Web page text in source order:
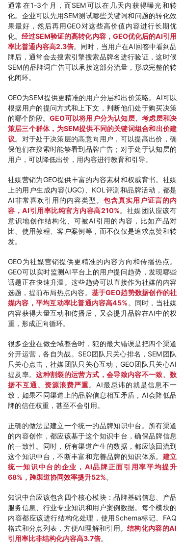
通常在1-3个月，而SEM可以在几天内获得曝光和转
化。企业可以先用SEM测试哪些关键词和问题的转化效
果最好，然后再用GEO对这些高价值内容进行长期优
化。经过SEM验证的高转化内容，GEO优化后的AI引用
率比普通内容高2.3倍。同时，当用户在AI回答中看到品
牌后，通常会去搜索引擎搜索品牌名进行验证，这时候
SEM的品牌词广告可以承接这部分流量，形成完整的转
化闭环。
GEO为SEM提供更精准的用户分层和出价策略。AI可以
根据用户的提问方式和上下文，判断他们处于购买决策
的哪个阶段。GEO可以将用户分为认知层、考虑层和决
策层三个群体，为SEM提供不同的关键词组合和出价建
议。对于处于决策层的高意向用户，可以提高出价，确
保他们在搜索时能够看到品牌广告；对于处于认知层的
用户，可以降低出价，用内容进行教育和引导。
社媒营销为GEO提供丰富的内容素材和权威背书。社媒
上的用户生成内容(UGC)、KOL评测和品牌活动，都是
AI非常喜欢引用的内容类型。 包含真实用户证言的内
容，AI引用率比纯官方内容高210%。社媒团队应该有
意识地创作结构化、可被AI引用的内容，比如产品对
比、使用教程、客户案例等，而不仅仅是追求点赞和转
发。
GEO为社媒营销提供更精准的内容方向和传播热点。
GEO可以实时监测AI平台上的用户提问趋势，发现哪些
话题正在快速升温。这些趋势可以直接作为社媒的内容
选题，提前布局热点内容。 基于GEO趋势数据创作的社
媒内容，平均互动率比普通内容高45% 。同时，当社媒
内容获得大量互动和传播后，又会提升品牌在AI中的权
重，形成正向循环。
很多企业在做全域整合时，犯的最大错误是把四个渠道
分开运营，各自为战。SEO团队只关心排名，SEM团队
只关心点击，社媒团队只关心互动，GEO团队只关心AI
提及率。这种割裂的运营方式，会导致内容不一致、数
据不互通、资源浪费严重。AI最忌讳的就是信息不一
致，如果不同渠道上的品牌信息相互矛盾，AI会降低品
牌的信任权重，甚至不会引用。
正确的做法是建立一个统一的品牌知识中台。所有渠道
的内容创作，都应该基于这个知识中台，确保品牌信息
的一致性。同时，所有渠道产生的数据，都应该回流到
这个知识中台，不断丰富和完善品牌的知识体系。 建立
统一知识中台的企业，AI品牌正面引用率平均提升
68%，跨渠道协同效率提升52%。
知识中台应该包含四个核心模块：品牌基础信息、产品
服务信息、行业专业知识和用户案例数据。每个模块的
内容都应该进行结构化处理，使用Schema标记、FAQ
格式和分点列表，方便AI理解和引用。结构化内容的AI
引用率比非结构化内容高3.7倍。